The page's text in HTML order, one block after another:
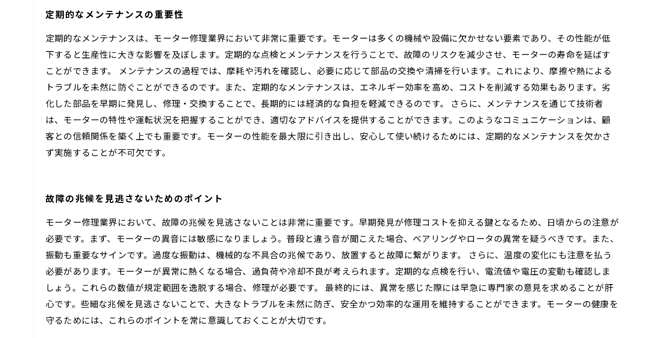
定期的なメンテナンスの重要性
定期的なメンテナンスは、モーター修理業界において非常に重要です。モーターは多くの機械や設備に欠かせない要素であり、その性能が低
下すると生産性に大きな影響を及ぼします。定期的な点検とメンテナンスを行うことで、故障のリスクを減少させ、モーターの寿命を延ばす
ことができます。 メンテナンスの過程では、摩耗や汚れを確認し、必要に応じて部品の交換や清掃を行います。これにより、摩擦や熱による
トラブルを未然に防ぐことができるのです。また、定期的なメンテナンスは、エネルギー効率を高め、コストを削減する効果もあります。劣
化した部品を早期に発見し、修理・交換することで、長期的には経済的な負担を軽減できるのです。 さらに、メンテナンスを通じて技術者
は、モーターの特性や運転状況を把握することができ、適切なアドバイスを提供することができます。このようなコミュニケーションは、顧
客との信頼関係を築く上でも重要です。モーターの性能を最大限に引き出し、安心して使い続けるためには、定期的なメンテナンスを欠かさ
ず実施することが不可欠です。
故障の兆候を見逃さないためのポイント
モーター修理業界において、故障の兆候を見逃さないことは非常に重要です。早期発見が修理コストを抑える鍵となるため、日頃からの注意が
必要です。まず、モーターの異音には敏感になりましょう。普段と違う音が聞こえた場合、ベアリングやロータの異常を疑うべきです。また、
振動も重要なサインです。過度な振動は、機械的な不具合の兆候であり、放置すると故障に繋がります。 さらに、温度の変化にも注意を払う
必要があります。モーターが異常に熱くなる場合、過負荷や冷却不良が考えられます。定期的な点検を行い、電流値や電圧の変動も確認しま
しょう。これらの数値が規定範囲を逸脱する場合、修理が必要です。 最終的には、異常を感じた際には早急に専門家の意見を求めることが肝
心です。些細な兆候を見逃さないことで、大きなトラブルを未然に防ぎ、安全かつ効率的な運用を維持することができます。モーターの健康を
守るためには、これらのポイントを常に意識しておくことが大切です。